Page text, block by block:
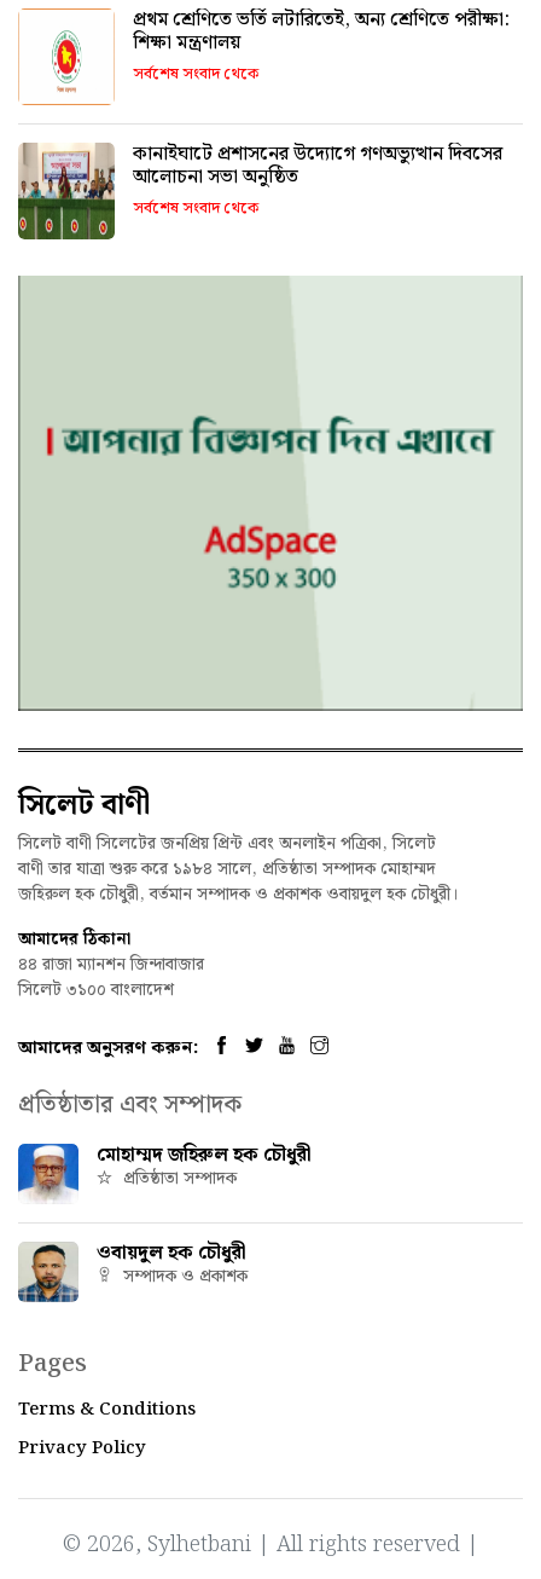
প্রথম শ্রেণিতে ভর্তি লটারিতেই, অন্য শ্রেণিতে পরীক্ষা:
শিক্ষা মন্ত্রণালয়
সর্বশেষ সংবাদ থেকে
কানাইঘাটে প্রশাসনের উদ্যোগে গণঅভ্যুত্থান দিবসের
আলোচনা সভা অনুষ্ঠিত
সর্বশেষ সংবাদ থেকে
সিলেট বাণী
সিলেট বাণী সিলেটের জনপ্রিয় প্রিন্ট এবং অনলাইন পত্রিকা, সিলেট
বাণী তার যাত্রা শুরু করে ১৯৮৪ সালে, প্রতিষ্ঠাতা সম্পাদক মোহাম্মদ
জহিরুল হক চৌধুরী, বর্তমান সম্পাদক ও প্রকাশক ওবায়দুল হক চৌধুরী।
আমাদের ঠিকানা
৪৪ রাজা ম্যানশন জিন্দাবাজার
সিলেট ৩১০০ বাংলাদেশ
আমাদের অনুসরণ করুন:
প্রতিষ্ঠাতার এবং সম্পাদক
মোহাম্মদ জহিরুল হক চৌধুরী
প্রতিষ্ঠাতা সম্পাদক
ওবায়দুল হক চৌধুরী
সম্পাদক ও প্রকাশক
Pages
Terms & Conditions
Privacy Policy
© 2026, Sylhetbani | All rights reserved |